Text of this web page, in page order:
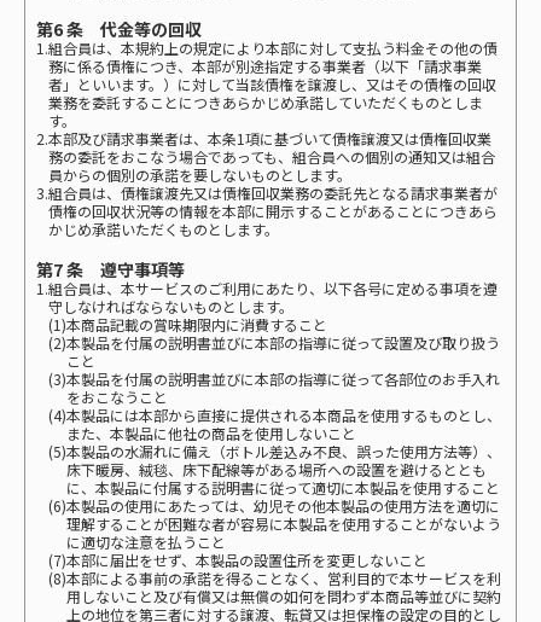
第6 条 代金等の回収
1.組合員は、本規約上の規定により本部に対して支払う料金その他の債
務に係る債権につき、本部が別途指定する事業者（以下「請求事業
者」といいます。）に対して当該債権を譲渡し、又はその債権の回収
業務を委託することにつきあらかじめ承諾していただくものとしま
す。
2.本部及び請求事業者は、本条1項に基づいて債権譲渡又は債権回収業
務の委託をおこなう場合であっても、組合員への個別の通知又は組合
員からの個別の承諾を要しないものとします。
3.組合員は、債権譲渡先又は債権回収業務の委託先となる請求事業者が
債権の回収状況等の情報を本部に開示することがあることにつきあら
かじめ承諾いただくものとします。
第7 条 遵守事項等
1.組合員は、本サービスのご利用にあたり、以下各号に定める事項を遵
守しなければならないものとします。
(1)本商品記載の賞味期限内に消費すること
(2)本製品を付属の説明書並びに本部の指導に従って設置及び取り扱う
こと
(3)本製品を付属の説明書並びに本部の指導に従って各部位のお手入れ
をおこなうこと
(4)本製品には本部から直接に提供される本商品を使用するものとし、
また、本製品に他社の商品を使用しないこと
(5)本製品の水漏れに備え（ボトル差込み不良、誤った使用方法等）、
床下暖房、絨毯、床下配線等がある場所への設置を避けるととも
に、本製品に付属する説明書に従って適切に本製品を使用すること
(6)本製品の使用にあたっては、幼児その他本製品の使用方法を適切に
理解することが困難な者が容易に本製品を使用することがないよう
に適切な注意を払うこと
(7)本部に届出をせず、本製品の設置住所を変更しないこと
(8)本部による事前の承諾を得ることなく、営利目的で本サービスを利
用しないこと及び有償又は無償の如何を問わず本商品等並びに契約
上の地位を第三者に対する譲渡、転貸又は担保権の設定の目的とし